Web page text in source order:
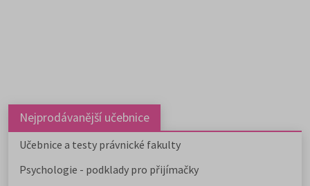
Nejprodávanější učebnice
Učebnice a testy právnické fakulty
Psychologie - podklady pro přijímačky